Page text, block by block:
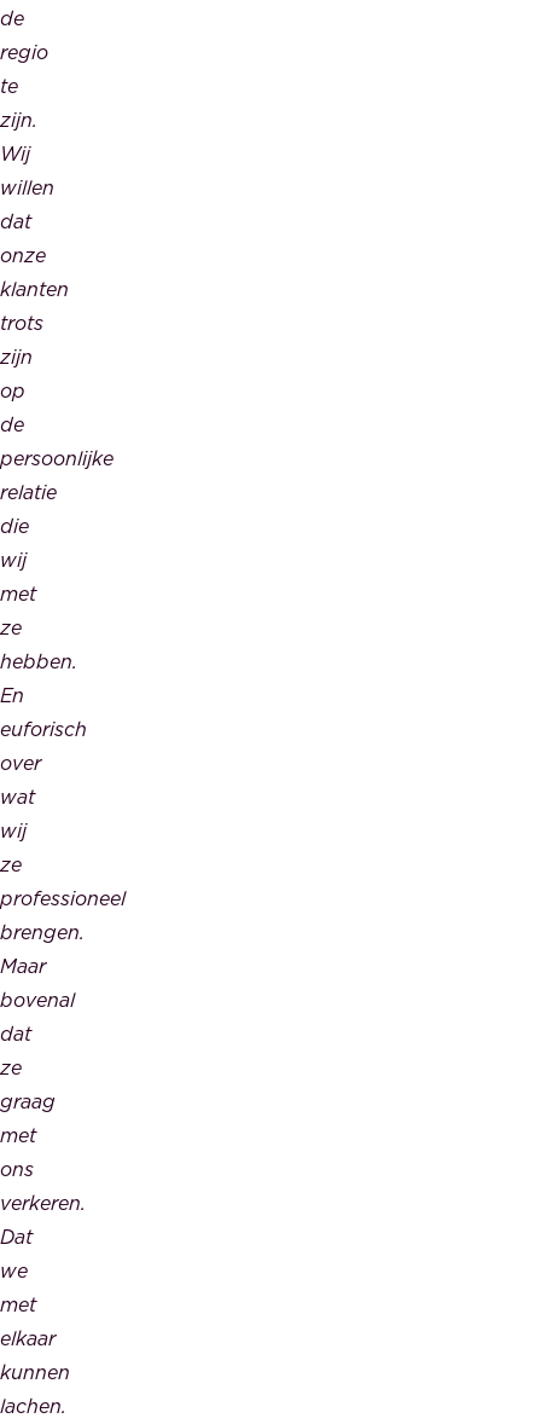
de
regio
te
zijn.
Wij
willen
dat
onze
klanten
trots
zijn
op
de
persoonlijke
relatie
die
wij
met
ze
hebben.
En
euforisch
over
wat
wij
ze
professioneel
brengen.
Maar
bovenal
dat
ze
graag
met
ons
verkeren.
Dat
we
met
elkaar
kunnen
lachen.